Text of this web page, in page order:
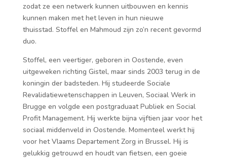
zodat ze een netwerk kunnen uitbouwen en kennis
kunnen maken met het leven in hun nieuwe
thuisstad. Stoffel en Mahmoud zijn zo’n recent gevormd
duo.
Stoffel, een veertiger, geboren in Oostende, even
uitgeweken richting Gistel, maar sinds 2003 terug in de
koningin der badsteden. Hij studeerde Sociale
Revalidatiewetenschappen in Leuven, Sociaal Werk in
Brugge en volgde een postgraduaat Publiek en Social
Profit Management. Hij werkte bijna vijftien jaar voor het
sociaal middenveld in Oostende. Momenteel werkt hij
voor het Vlaams Departement Zorg in Brussel. Hij is
gelukkig getrouwd en houdt van fietsen, een goeie